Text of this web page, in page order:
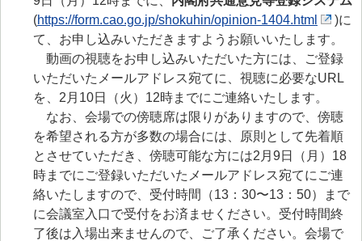
(https://form.cao.go.jp/shokuhin/opinion-1404.html
)に
て、お申し込みいただきますようお願いいたします。
動画の視聴をお申し込みいただいた方には、ご登録
いただいたメールアドレス宛てに、視聴に必要なURL
を、2月10日（火）12時までにご連絡いたします。
なお、会場での傍聴席は限りがありますので、傍聴
を希望される方が多数の場合には、原則として先着順
とさせていただき、傍聴可能な方には2月9日（月）18
時までにご登録いただいたメールアドレス宛てにご連
絡いたしますので、受付時間（13：30〜13：50）まで
に会議室入口で受付をお済ませください。受付時間終
了後は入場出来ませんので、ご了承ください。会場で